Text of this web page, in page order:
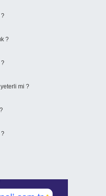
?
?
?
mi ?
?